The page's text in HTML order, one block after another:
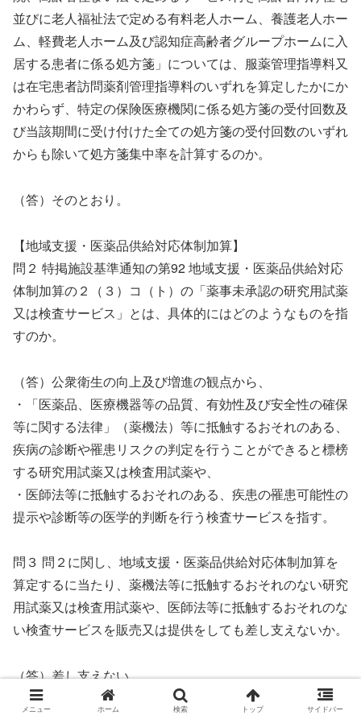
並びに老人福祉法で定める有料老人ホーム、養護老人ホー
ム、軽費老人ホーム及び認知症高齢者グループホームに入
居する患者に係る処方箋」については、服薬管理指導料又
は在宅患者訪問薬剤管理指導料のいずれを算定したかにか
かわらず、特定の保険医療機関に係る処方箋の受付回数及
び当該期間に受け付けた全ての処方箋の受付回数のいずれ
からも除いて処方箋集中率を計算するのか。
（答）そのとおり。
【地域支援・医薬品供給対応体制加算】
問２ 特掲施設基準通知の第92 地域支援・医薬品供給対応
体制加算の２（３）コ（ト）の「薬事未承認の研究用試薬
又は検査サービス」とは、具体的にはどのようなものを指
すのか。
（答）公衆衛生の向上及び増進の観点から、
・「医薬品、医療機器等の品質、有効性及び安全性の確保
等に関する法律」（薬機法）等に抵触するおそれのある、
疾病の診断や罹患リスクの判定を行うことができると標榜
する研究用試薬又は検査用試薬や、
・医師法等に抵触するおそれのある、疾患の罹患可能性の
提示や診断等の医学的判断を行う検査サービスを指す。
問３ 問２に関し、地域支援・医薬品供給対応体制加算を
算定するに当たり、薬機法等に抵触するおそれのない研究
用試薬又は検査用試薬や、医師法等に抵触するおそれのな
い検査サービスを販売又は提供をしても差し支えないか。
（答）差し支えない。
メニュー ホーム 検索 トップ サイドバー